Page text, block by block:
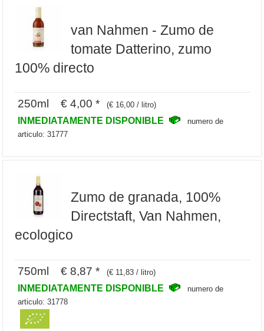
van Nahmen - Zumo de
tomate Datterino, zumo
100% directo
250ml € 4,00 * (€ 16,00 / litro)
INMEDIATAMENTE DISPONIBLE
numero de
articulo: 31777
Zumo de granada, 100%
Directstaft, Van Nahmen,
ecologico
750ml € 8,87 * (€ 11,83 / litro)
INMEDIATAMENTE DISPONIBLE
numero de
articulo: 31778